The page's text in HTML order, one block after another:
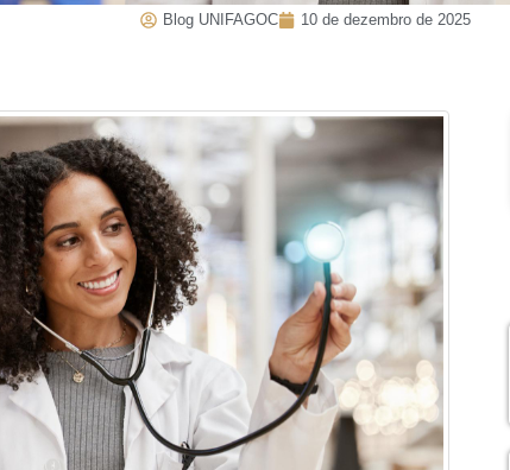
Blog UNIFAGOC 10 de dezembro de 2025